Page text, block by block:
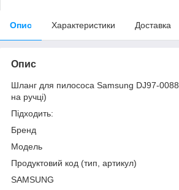
Опис Характеристики Доставка
Опис
Шланг для пилососа Samsung DJ97-
на ручці)
Підходить:
Бренд
Модель
Продуктовий код (тип, артикул)
SAMSUNG